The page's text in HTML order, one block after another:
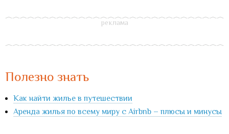
Полезно знать
Как найти жилье в путешествии
Аренда жилья по всему миру с Airbnb – плюсы и минусы